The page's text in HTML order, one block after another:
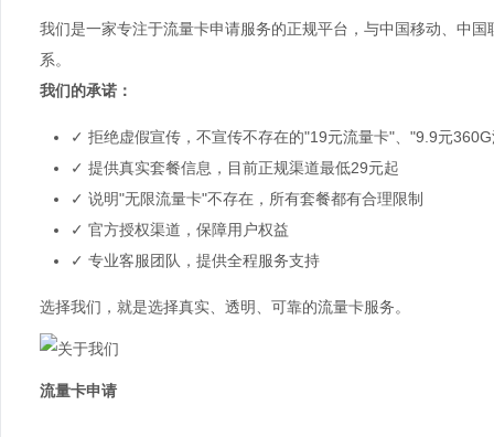
我们是一家专注于流量卡申请服务的正规平台，与中国移动、中
系。
我们的承诺：
✓ 拒绝虚假宣传，不宣传不存在的"19元流量卡"、"9.9元
✓ 提供真实套餐信息，目前正规渠道最低29元起
✓ 说明"无限流量卡"不存在，所有套餐都有合理限制
✓ 官方授权渠道，保障用户权益
✓ 专业客服团队，提供全程服务支持
选择我们，就是选择真实、透明、可靠的流量卡服务。
流量卡申请